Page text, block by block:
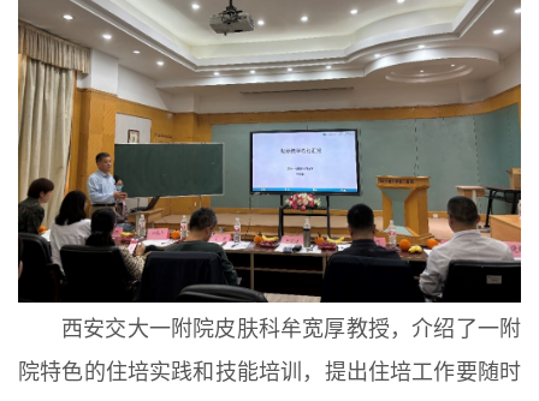
西安交大一附院皮肤科牟宽厚教授，介绍了一附
院特色的住培实践和技能培训，提出住培工作要随时